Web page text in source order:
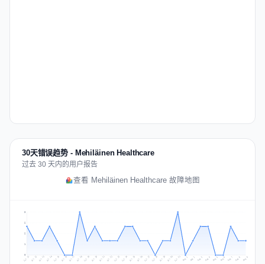
30天错误趋势 - Mehiläinen Healthcare
过去 30 天内的用户报告
查看 Mehiläinen Healthcare 故障地图
1
2
2
3
Jul 11 Jul 12 Jul 13 Jul 14 Jul 15 Jul 16 Jul 17 Jul 18 Jul 19 Jul 20 Jul 21 Jul 22 Jul 23 Jul 24 Jul 25 Jul 26 Jul 27 Jul 28 Jul 29 Jul 30 Jul 31 Aug 1 Aug 2 Aug 3 Aug 4 Aug 5 Aug 6 Aug 7 Aug 8 Aug 9